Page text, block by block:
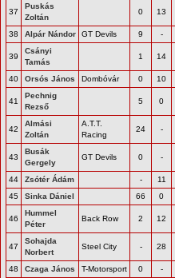
37
Puskás
Zoltán
0 13
38 Alpár Nándor GT Devils 9 -
39
Csányi
Tamás
1 14
40 Orsós János Dombóvár 0 10
41
Pechnig
Rezső
5 0
42
Almási
Zoltán
A.T.T.
Racing
24 -
43
Busák
Gergely
GT Devils 0 -
44 Zsótér Ádám - 11
45
Sinka Dániel 66 0
46
Hummel
Péter
Back Row 2 12
47
Sohajda
Norbert
Steel City - 28
48 Czaga János T-Motorsport 0 -